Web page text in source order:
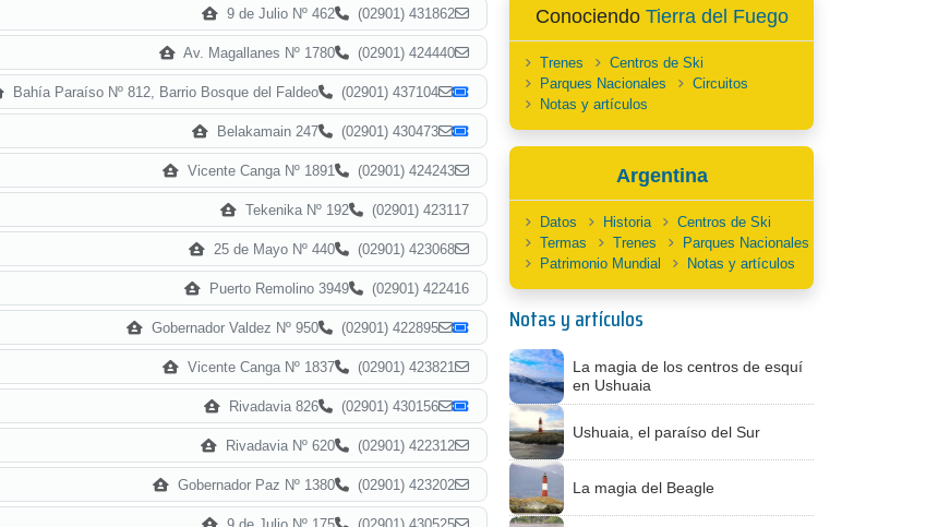
9 de Julio Nº 462 (02901) 431862
Av. Magallanes Nº 1780 (02901) 424440
Bahía Paraíso Nº 812, Barrio Bosque del Faldeo (02901) 437104
Belakamain 247 (02901) 430473
Vicente Canga Nº 1891 (02901) 424243
Tekenika Nº 192 (02901) 423117
25 de Mayo Nº 440 (02901) 423068
Puerto Remolino 3949 (02901) 422416
Gobernador Valdez Nº 950 (02901) 422895
Vicente Canga Nº 1837 (02901) 423821
Rivadavia 826 (02901) 430156
Rivadavia Nº 620 (02901) 422312
Gobernador Paz Nº 1380 (02901) 423202
9 de Julio Nº 175 (02901) 430525
Conociendo Tierra del Fuego
Trenes
Centros de Ski
Parques Nacionales
Circuitos
Notas y artículos
Argentina
Datos Historia
Centros de Ski
Termas
Trenes
Parques Nacionales
Patrimonio Mundial
Notas y artículos
Notas y artículos
La magia de los centros de esquí
en Ushuaia
Ushuaia, el paraíso del Sur
La magia del Beagle